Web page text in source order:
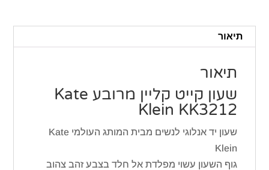
KK3212
תיאור
תיאור
שעון קייט קליין מרובע Kate
Klein KK3212
שעון יד אנלוגי לנשים מבית המותג העולמי Kate
Klein
גוף השעון עשוי מפלדת אל חלד בצבע זהב צהוב